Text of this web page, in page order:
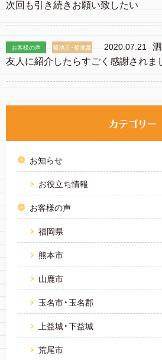
お知らせ
お役立ち情報
お客様の声
福岡県
熊本市
山鹿市
玉名市・玉名郡
上益城・下益城
荒尾市
次回も引き続きお願い致したい
お客様の声 菊池市・菊池郡 2020.07.21
友人に紹介したらすごく感謝されま